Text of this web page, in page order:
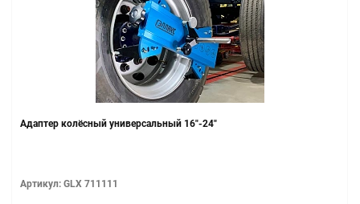
Адаптер колёсный универсальный 16"-24"
Артикул: GLX 711111